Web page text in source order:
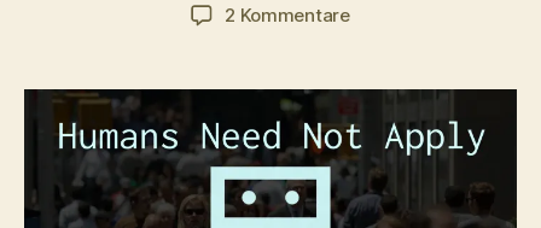
2 Kommentarezu
nicht
benötigt